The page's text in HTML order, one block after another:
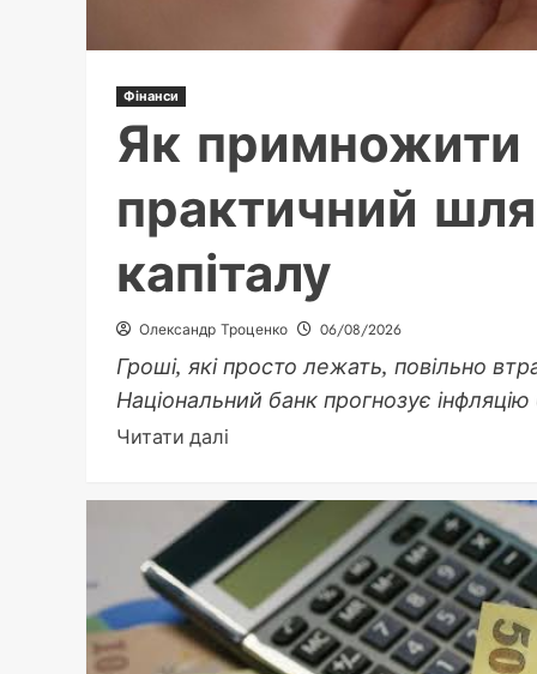
Фінанси
Як примножити
практичний
капіталу
Олександр Троценко 06/08/2026
Гроші, які просто лежать, повільно
Національний банк прогнозує
Читати далі
Як
примножити
гроші
у
2026
році: